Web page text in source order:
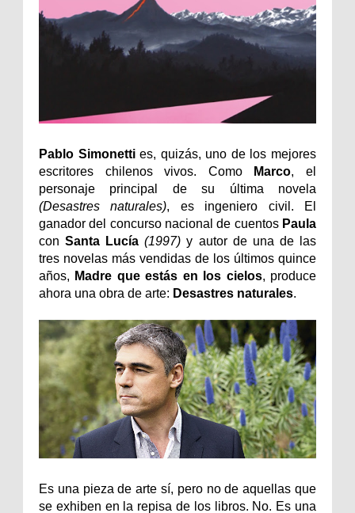
Pablo Simonetties, quizás, uno de los mejores
escritores chilenos vivos. Como
Marco, el
personaje principal de su última novela
(Desastres naturales), es ingeniero civil. El
ganador del concurso nacional de cuentos Paula
conSanta Lucía (1997) y autor de una de las
tres novelas más vendidas de los últimos quince
años, Madre que estás en los cielos, produce
ahora una obra de arte: Desastres naturales.
Es una pieza de arte sí, pero no de aquellas que
se exhiben en la repisa de los libros. No. Es una